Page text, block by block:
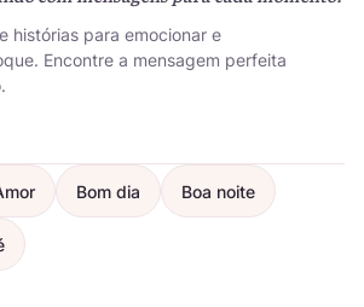
histórias para emocionar e
Encontre a mensagem perfeita
Bom dia Boa noite